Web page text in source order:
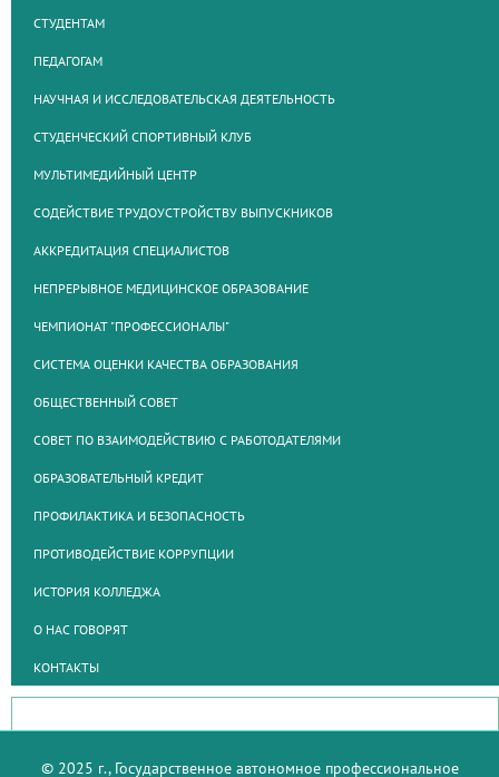
СТУДЕНТАМ
ПЕДАГОГАМ
НАУЧНАЯ И ИССЛЕДОВАТЕЛЬСКАЯ ДЕЯТЕЛЬНОСТЬ
СТУДЕНЧЕСКИЙ СПОРТИВНЫЙ КЛУБ
МУЛЬТИМЕДИЙНЫЙ ЦЕНТР
СОДЕЙСТВИЕ ТРУДОУСТРОЙСТВУ ВЫПУСКНИКОВ
АККРЕДИТАЦИЯ СПЕЦИАЛИСТОВ
НЕПРЕРЫВНОЕ МЕДИЦИНСКОЕ ОБРАЗОВАНИЕ
ЧЕМПИОНАТ "ПРОФЕССИОНАЛЫ"
СИСТЕМА ОЦЕНКИ КАЧЕСТВА ОБРАЗОВАНИЯ
ОБЩЕСТВЕННЫЙ СОВЕТ
СОВЕТ ПО ВЗАИМОДЕЙСТВИЮ С РАБОТОДАТЕЛЯМИ
ОБРАЗОВАТЕЛЬНЫЙ КРЕДИТ
ПРОФИЛАКТИКА И БЕЗОПАСНОСТЬ
ПРОТИВОДЕЙСТВИЕ КОРРУПЦИИ
ИСТОРИЯ КОЛЛЕДЖА
О НАС ГОВОРЯТ
КОНТАКТЫ
© 2025 г., Государственное автономное профессиональное